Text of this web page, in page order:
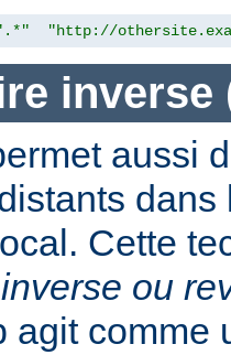
"http://
inverse
aussi
Cette
ou
agit comme